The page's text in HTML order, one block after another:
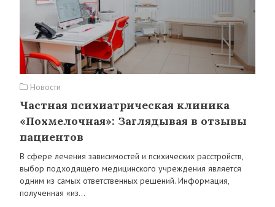
Новости
Частная психиатрическая клиника
«Похмелочная»: Заглядывая в отзывы
пациентов
В сфере лечения зависимостей и психических расстройств,
выбор подходящего медицинского учреждения является
одним из самых ответственных решений. Информация,
полученная «из…